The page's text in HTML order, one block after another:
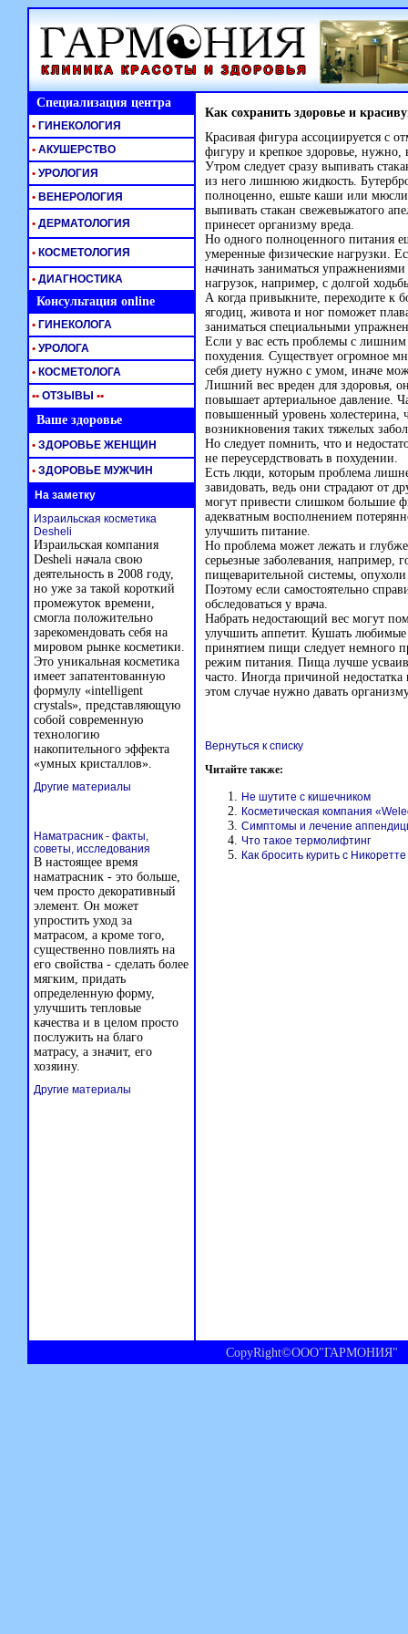
Специализация центра Как сохранить здоровье и
Красивая фигура ассоциируется с
фигуру и крепкое здоровье, нужно,
Утром следует сразу выпивать
из него лишнюю жидкость.
полноценно, ешьте каши или
выпивать стакан свежевыжатого
принесет организму вреда.
Но одного полноценного питания
умеренные физические нагрузки.
начинать заниматься
нагрузок, например, с долгой
А когда привыкните, переходите к
ягодиц, живота и ног поможет
заниматься специальными
Если у вас есть проблемы с
похудения. Существует огромное
себя диету нужно с умом, иначе
Лишний вес вреден для здоровья,
повышает артериальное давление.
повышенный уровень холестерина,
возникновения таких тяжелых
Но следует помнить, что и
не переусердствовать в похудении.
Есть люди, которым проблема
завидовать, ведь они страдают от
могут привести слишком большие
адекватным восполнением
улучшить питание.
Но проблема может лежать и
серьезные заболевания, например,
пищеварительной системы,
Поэтому если самостоятельно
обследоваться у врача.
Набрать недостающий вес могут
улучшить аппетит. Кушать любимые
принятием пищи следует немного
режим питания. Пища лучше
часто. Иногда причиной
этом случае нужно давать
Вернуться к списку
Читайте также:
Не шутите с кишечником
Косметическая компания
Симптомы и лечение
Что такое термолифтинг
Как бросить курить с Никоретте
• ГИНЕКОЛОГИЯ
• АКУШЕРСТВО
• УРОЛОГИЯ
• ВЕНЕРОЛОГИЯ
• ДЕРМАТОЛОГИЯ
• КОСМЕТОЛОГИЯ
• ДИАГНОСТИКА
Консультация online
• ГИНЕКОЛОГА
• УРОЛОГА
• КОСМЕТОЛОГА
•• ОТЗЫВЫ ••
Ваше здоровье
• ЗДОРОВЬЕ ЖЕНЩИН
• ЗДОРОВЬЕ МУЖЧИН
На заметку
Израильская косметика
Desheli
Израильская компания
Desheli начала свою
деятельность в 2008 году,
но уже за такой короткий
промежуток времени,
смогла положительно
зарекомендовать себя на
мировом рынке косметики.
Это уникальная косметика
имеет запатентованную
формулу «intelligent
crystals», представляющую
собой современную
технологию
накопительного эффекта
«умных кристаллов».
Другие материалы
Наматрасник - факты,
советы, исследования
В настоящее время
наматрасник - это больше,
чем просто декоративный
элемент. Он может
упростить уход за
матрасом, а кроме того,
существенно повлиять на
его свойства - сделать более
мягким, придать
определенную форму,
улучшить тепловые
качества и в целом просто
послужить на благо
матрасу, а значит, его
хозяину.
Другие материалы